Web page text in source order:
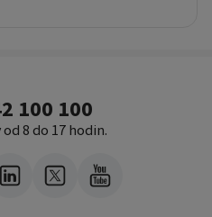
100 100
8 do 17 hodin.